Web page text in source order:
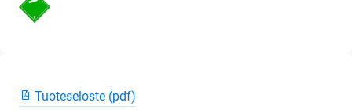
Tuoteseloste (pdf)